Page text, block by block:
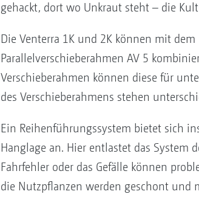
gehackt, dort wo Unkraut steht – die
Die Venterra 1K und 2K können mit
Parallelverschieberahmen AV 5
Verschieberahmen können diese für
des Verschieberahmens stehen
Ein Reihenführungssystem bietet sich
Hanglage an. Hier entlastet das System
Fahrfehler oder das Gefälle können
die Nutzpflanzen werden geschont und